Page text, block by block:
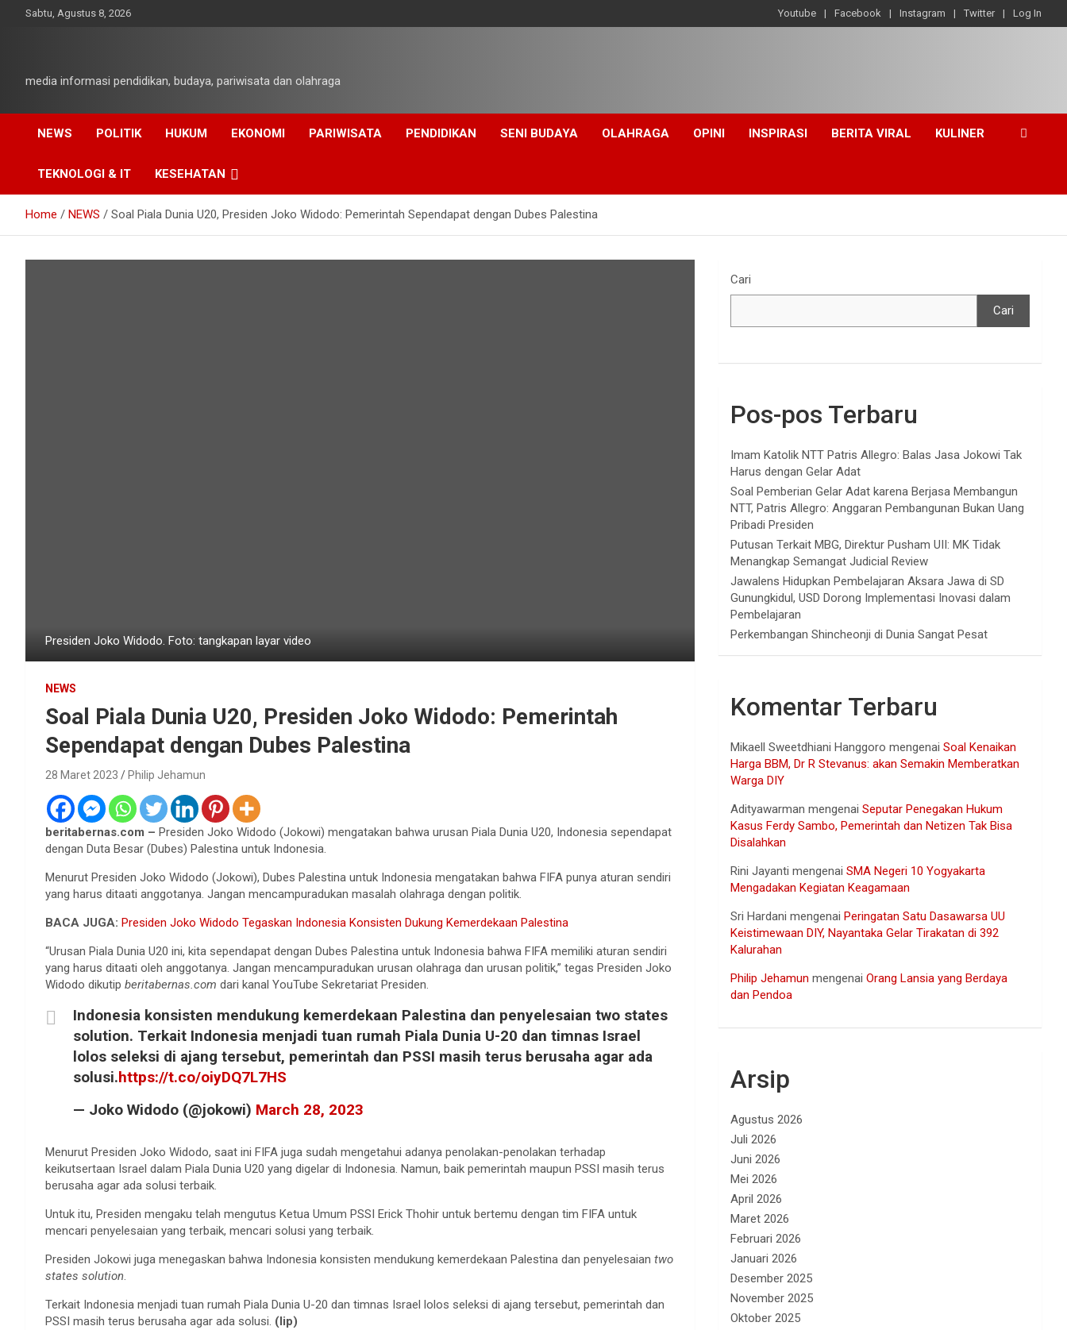
Sabtu, Agustus 8, 2026 Youtube Facebook Instagram Twitter Log In
media informasi pendidikan, budaya, pariwisata dan olahraga
NEWS POLITIK HUKUM EKONOMI PARIWISATA PENDIDIKAN SENI BUDAYA OLAHRAGA OPINI INSPIRASI BERITA VIRAL KULINER
TEKNOLOGI & IT KESEHATAN
Home NEWS Soal Piala Dunia U20, Presiden Joko Widodo: Pemerintah Sependapat dengan Dubes Palestina
Presiden Joko Widodo. Foto: tangkapan layar video
NEWS
Soal Piala Dunia U20, Presiden Joko Widodo: Pemerintah
Sependapat dengan Dubes Palestina
28 Maret 2023 Philip Jehamun
beritabernas.com – Presiden Joko Widodo (Jokowi) mengatakan bahwa urusan Piala Dunia U20, Indonesia sependapat
dengan Duta Besar (Dubes) Palestina untuk Indonesia.
Menurut Presiden Joko Widodo (Jokowi), Dubes Palestina untuk Indonesia mengatakan bahwa FIFA punya aturan sendiri
yang harus ditaati anggotanya. Jangan mencampuradukan masalah olahraga dengan politik.
BACA JUGA: Presiden Joko Widodo Tegaskan Indonesia Konsisten Dukung Kemerdekaan Palestina
“Urusan Piala Dunia U20 ini, kita sependapat dengan Dubes Palestina untuk Indonesia bahwa FIFA memiliki aturan sendiri
yang harus ditaati oleh anggotanya. Jangan mencampuradukan urusan olahraga dan urusan politik,” tegas Presiden Joko
Widodo dikutip beritabernas.com dari kanal YouTube Sekretariat Presiden.
Indonesia konsisten mendukung kemerdekaan Palestina dan penyelesaian two states
solution. Terkait Indonesia menjadi tuan rumah Piala Dunia U-20 dan timnas Israel
lolos seleksi di ajang tersebut, pemerintah dan PSSI masih terus berusaha agar ada
solusi.https://t.co/oiyDQ7L7HS
— Joko Widodo (@jokowi) March 28, 2023
Menurut Presiden Joko Widodo, saat ini FIFA juga sudah mengetahui adanya penolakan-penolakan terhadap
keikutsertaan Israel dalam Piala Dunia U20 yang digelar di Indonesia. Namun, baik pemerintah maupun PSSI masih terus
berusaha agar ada solusi terbaik.
Untuk itu, Presiden mengaku telah mengutus Ketua Umum PSSI Erick Thohir untuk bertemu dengan tim FIFA untuk
mencari penyelesaian yang terbaik, mencari solusi yang terbaik.
Presiden Jokowi juga menegaskan bahwa Indonesia konsisten mendukung kemerdekaan Palestina dan penyelesaian two
states solution.
Terkait Indonesia menjadi tuan rumah Piala Dunia U-20 dan timnas Israel lolos seleksi di ajang tersebut, pemerintah dan
PSSI masih terus berusaha agar ada solusi. (lip)
Cari
Cari
Pos-pos Terbaru
Imam Katolik NTT Patris Allegro: Balas Jasa Jokowi Tak
Harus dengan Gelar Adat
Soal Pemberian Gelar Adat karena Berjasa Membangun
NTT, Patris Allegro: Anggaran Pembangunan Bukan Uang
Pribadi Presiden
Putusan Terkait MBG, Direktur Pusham UII: MK Tidak
Menangkap Semangat Judicial Review
Jawalens Hidupkan Pembelajaran Aksara Jawa di SD
Gunungkidul, USD Dorong Implementasi Inovasi dalam
Pembelajaran
Perkembangan Shincheonji di Dunia Sangat Pesat
Komentar Terbaru
Mikaell Sweetdhiani Hanggoro mengenaiSoal Kenaikan
Harga BBM, Dr R Stevanus: akan Semakin Memberatkan
Warga DIY
Adityawarman mengenaiSeputar Penegakan Hukum
Kasus Ferdy Sambo, Pemerintah dan Netizen Tak Bisa
Disalahkan
Rini Jayanti mengenaiSMA Negeri 10 Yogyakarta
Mengadakan Kegiatan Keagamaan
Sri Hardani mengenaiPeringatan Satu Dasawarsa UU
Keistimewaan DIY, Nayantaka Gelar Tirakatan di 392
Kalurahan
Philip Jehamun mengenaiOrang Lansia yang Berdaya
dan Pendoa
Arsip
Agustus 2026
Juli 2026
Juni 2026
Mei 2026
April 2026
Maret 2026
Februari 2026
Januari 2026
Desember 2025
November 2025
Oktober 2025